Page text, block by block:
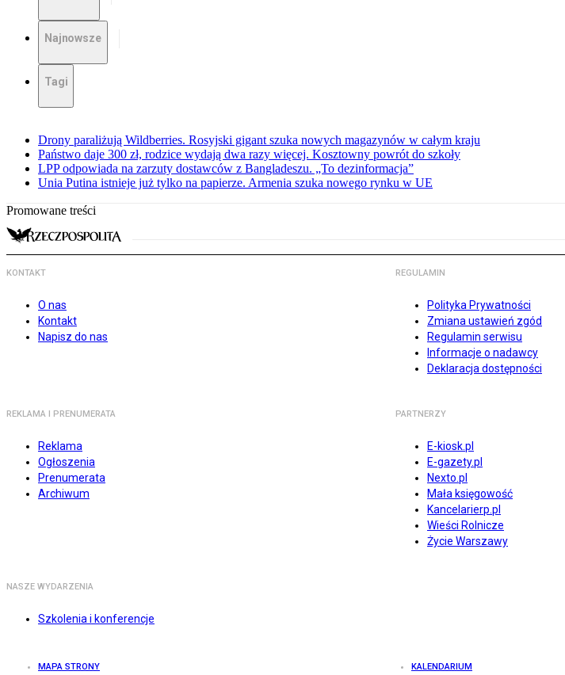
Najnowsze
Tagi
Drony paraliżują Wildberries. Rosyjski gigant szuka nowych magazynów w całym kraju
Państwo daje 300 zł, rodzice wydają dwa razy więcej. Kosztowny powrót do szkoły
LPP odpowiada na zarzuty dostawców z Bangladeszu. „To dezinformacja”
Unia Putina istnieje już tylko na papierze. Armenia szuka nowego rynku w UE
Promowane treści
KONTAKT
O nas
Kontakt
Napisz do nas
REGULAMIN
Polityka Prywatności
Zmiana ustawień zgód
Regulamin serwisu
Informacje o nadawcy
Deklaracja dostępności
REKLAMA I PRENUMERATA
Reklama
Ogłoszenia
Prenumerata
Archiwum
PARTNERZY
E-kiosk.pl
E-gazety.pl
Nexto.pl
Mała księgowość
Kancelarierp.pl
Wieści Rolnicze
Życie Warszawy
NASZE WYDARZENIA
Szkolenia i konferencje
MAPA STRONY KALENDARIUM